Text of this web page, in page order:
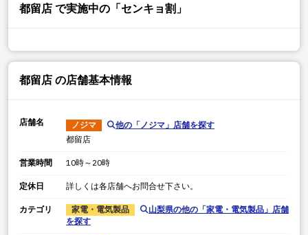
都留店 で実施中の「センキョ割」
都留店 の店舗基本情報
店舗名 ノジマ 他の「 ノジマ 」店舗を探す
都留店
営業時間 10時～20時
定休日 詳しくは各店舗へお問合せ下さい。
カテゴリ 家電・電気製品 山梨県の他の「家電・電気製品 」店舗
を探す